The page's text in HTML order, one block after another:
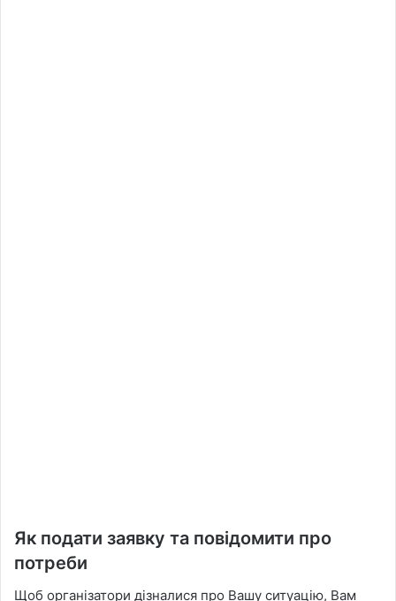
Як подати заявку та повідомити про
потреби
Щоб організатори дізналися про Вашу ситуацію, Вам